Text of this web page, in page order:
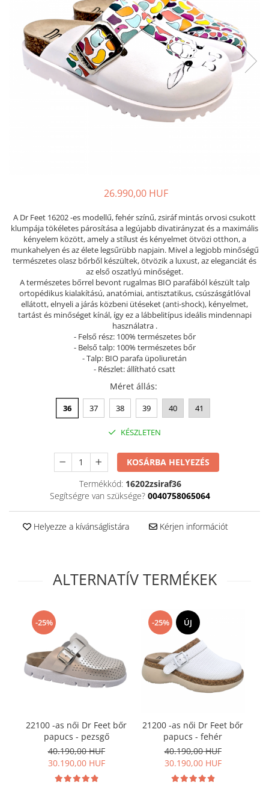
Női nyitott papucs - DOSS
Női szandál - DOSS
Férfi nyitott papucs - DOSS
Házi papucs - DOSS
PIUMETTA - gördülő talpú lábbeli
MEDI+ LÁBBELI
Női csukott papucsok - Medi+
Női csukott papucs - Leon
Női nyitott papucs - Leon
Női szandál - Leon
Férfi nyitott papucs
NYÁRI NŐI LÁBBELI KOLLEKCIÓ
Szandál
Papucs
NYARI FÉRFI LÁBBELI KOLLEKCIÓ
GYEREK SZANDÁL ÉS PAPUCS
STERILIZÁLHATÓ KLUMPA
TÉLI GYAPJÚ PAPUCSOK - női és
KIVEHETŐ TALPBETÉTES KLUMPA
BÜTYKÖS LÁBRA VALÓ PAPUCS
rendelkező termék
26.990,00 HUF
A Dr Feet 16202 -es modellű, fehér színű, zsiráf mintás orvosi csukott
klumpája tökéletes párosítása a legújabb divatirányzat és a maximális
kényelem között, amely a stílust és kényelmet ötvözi otthon, a
munkahelyen és az élete legsűrübb napjain. Mivel a legjobb minőségű
természetes olasz bőrből készültek, ötvözik a luxust, az eleganciát és
az első oszatlyú minőséget.
A természetes bőrrel bevont rugalmas BIO parafából készült talp
ortopédikus kialakítású, anatómiai, antisztatikus, csúszásgátlóval
ellátott, elnyeli a járás közbeni ütéseket (anti-shock), kényelmet,
tartást és minőséget kínál, így ez a lábbelitípus ideális mindennapi
használatra .
- Felső rész: 100% természetes bőr
- Belső talp: 100% természetes bőr
- Talp: BIO parafa üpoliuretán
- Részlet: állítható csatt
Méret állás:
36 37 38 39 40 41
KÉSZLETEN
KOSÁRBA HELYEZÉS
Termékkód: 16202zsiraf36
Segítségre van szüksége? 0040758065064
Helyezze a kívánságlistára Kérjen információt
ALTERNATÍV TERMÉKEK
-25%
22100 -as női Dr Feet bőr
papucs - pezsgő
40.190,00 HUF
30.190,00 HUF
-25% ÚJ
21200 -as női Dr Feet bőr
papucs - fehér
40.190,00 HUF
30.190,00 HUF